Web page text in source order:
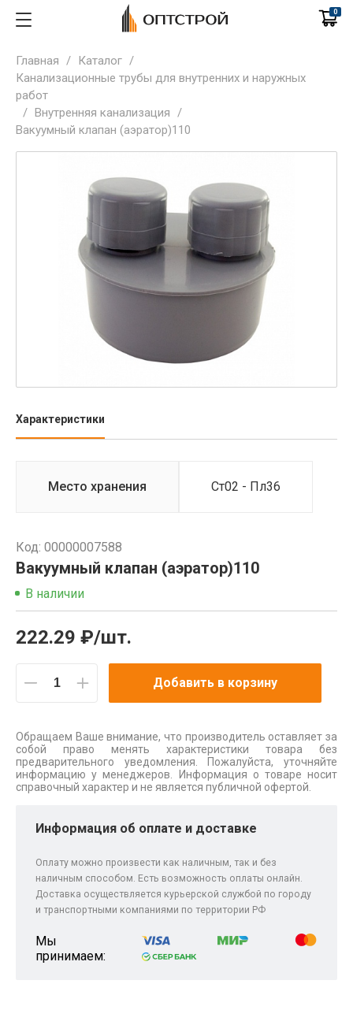
0
Главная / Каталог /
Канализационные трубы для внутренних и наружных
работ
/ Внутренняя канализация /
Вакуумный клапан (аэратор)110
Характеристики
Место хранения Ст02 - Пл36
Код: 00000007588
Вакуумный клапан (аэратор)110
В наличии
222.29 ₽/шт.
Добавить в корзину
Обращаем Ваше внимание, что производитель оставляет за
собой право менять характеристики товара без
предварительного уведомления. Пожалуйста, уточняйте
информацию у менеджеров. Информация о товаре носит
справочный характер и не является публичной офертой.
Информация об оплате и доставке
Оплату можно произвести как наличным, так и без
наличным способом. Есть возможность оплаты онлайн.
Доставка осуществляется курьерской службой по городу
и транспортными компаниями по территории РФ
Мы
принимаем: